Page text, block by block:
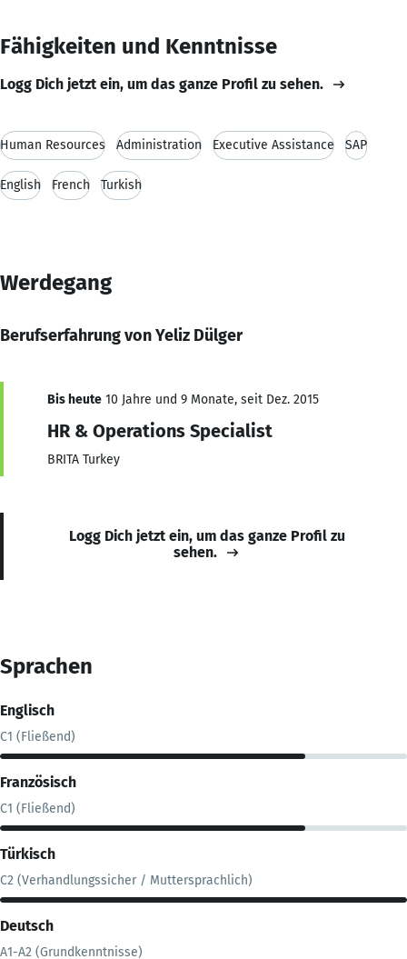
Fähigkeiten und Kenntnisse
Logg Dich jetzt ein, um das ganze Profil zu sehen.
Human Resources Administration Executive Assistance SAP
English French Turkish
Werdegang
Berufserfahrung von Yeliz Dülger
Bis heute 10 Jahre und 9 Monate, seit Dez. 2015
HR & Operations Specialist
BRITA Turkey
Logg Dich jetzt ein, um das ganze Profil zu
sehen.
Sprachen
Englisch
C1 (Fließend)
Französisch
C1 (Fließend)
Türkisch
C2 (Verhandlungssicher / Muttersprachlich)
Deutsch
A1-A2 (Grundkenntnisse)